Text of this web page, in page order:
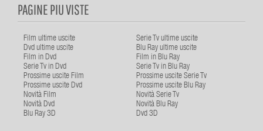
PAGINE PIU VISTE
Film ultime uscite
Serie Tv ultime uscite
Dvd ultime uscite
Blu Ray ultime uscite
Film in Dvd
Film in Blu Ray
Serie Tv in Dvd
Serie Tv in Blu Ray
Prossime uscite Film
Prossime uscite Serie Tv
Prossime uscite Dvd
Prossime uscite Blu Ray
Novità Film
Novità Serie Tv
Novità Dvd
Novità Blu Ray
Blu Ray 3D
Dvd 3D